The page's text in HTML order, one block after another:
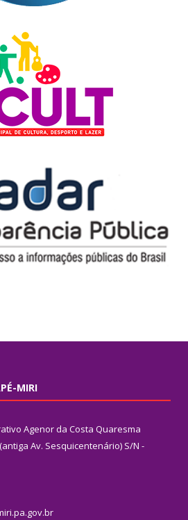
MIRI
Agenor da Costa Quaresma
Av. Sesquicentenário) S/N -